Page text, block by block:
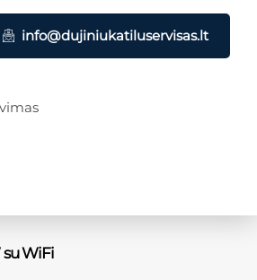
info@dujiniukatiluservisas.lt
WiFi